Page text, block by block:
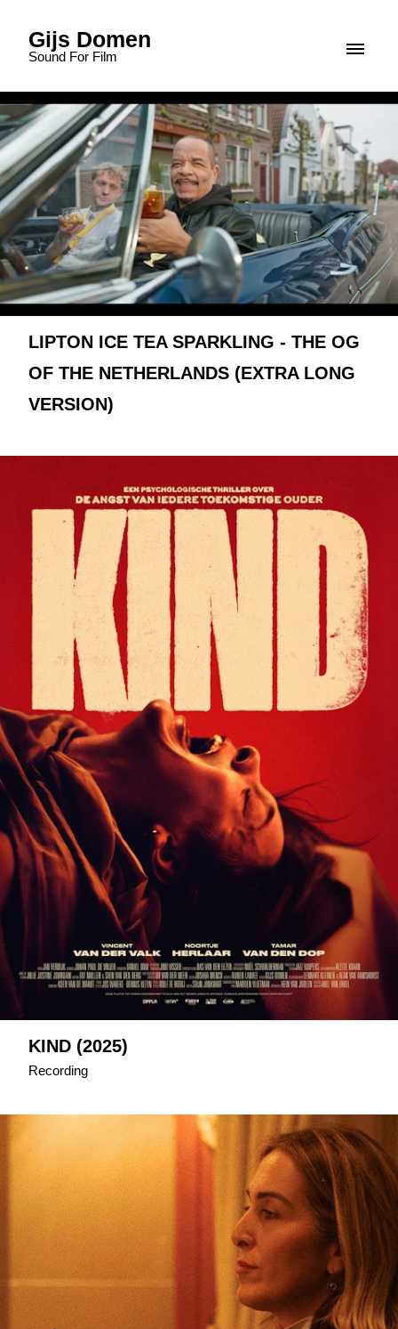
Gijs Domen
Sound For Film
LIPTON ICE TEA SPARKLING - THE OG
OF THE NETHERLANDS (EXTRA LONG
VERSION)
KIND (2025)
Recording